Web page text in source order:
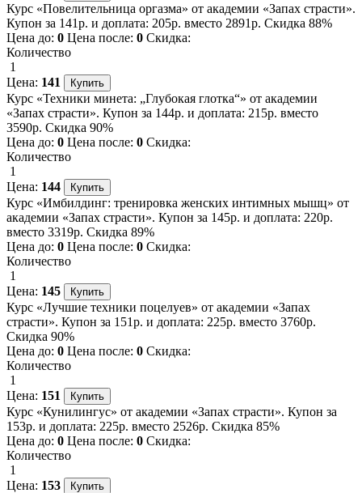
Курс «Повелительница оргазма» от академии «Запах страсти».
Купон за 141р. и доплата: 205р. вместо 2891р. Скидка 88%
Цена до: 0 Цена после: 0 Скидка:
Количество
1
Цена: 141
Курс «Техники минета: „Глубокая глотка“» от академии
«Запах страсти». Купон за 144р. и доплата: 215р. вместо
3590р. Скидка 90%
Цена до: 0 Цена после: 0 Скидка:
Количество
1
Цена: 144
Курс «Имбилдинг: тренировка женских интимных мышц» от
академии «Запах страсти». Купон за 145р. и доплата: 220р.
вместо 3319р. Скидка 89%
Цена до: 0 Цена после: 0 Скидка:
Количество
1
Цена: 145
Курс «Лучшие техники поцелуев» от академии «Запах
страсти». Купон за 151р. и доплата: 225р. вместо 3760р.
Скидка 90%
Цена до: 0 Цена после: 0 Скидка:
Количество
1
Цена: 151
Курс «Кунилингус» от академии «Запах страсти». Купон за
153р. и доплата: 225р. вместо 2526р. Скидка 85%
Цена до: 0 Цена после: 0 Скидка:
Количество
1
Цена: 153